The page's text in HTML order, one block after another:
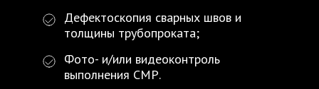
Дефектоскопия сварных швов и
толщины трубопроката;
Фото- и/или видеоконтроль
выполнения СМР.